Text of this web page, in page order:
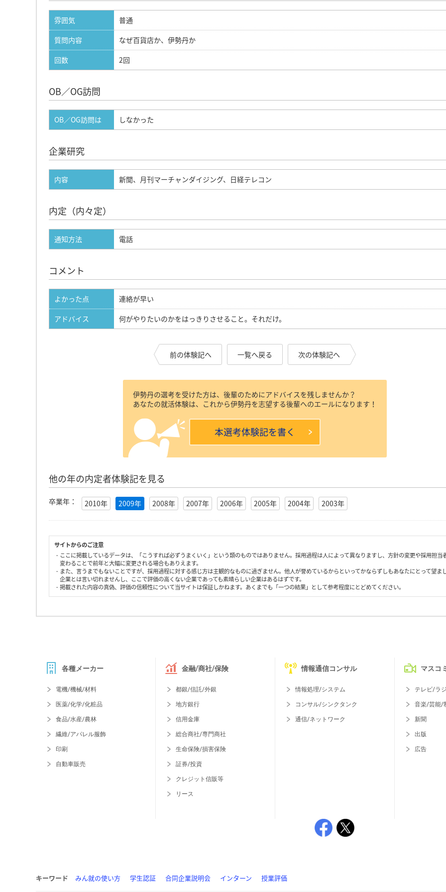
雰囲気
普通
質問内容
なぜ百貨店か、伊勢丹か
回数
2回
OB／OG訪問
OB／OG訪問は しなかった
企業研究
内容 新聞、月刊マーチャンダイジング、日経テレコン
内定（内々定）
通知方法 電話
コメント
よかった点
連絡が早い
アドバイス
何がやりたいのかをはっきりさせること。それだけ。
前の体験記へ 一覧へ戻る 次の体験記へ
伊勢丹の選考を受けた方は、後輩のためにアドバイスを残しませんか？
あなたの就活体験は、これから伊勢丹を志望する後輩へのエールになります！
本選考体験記を書く
他の年の内定者体験記を見る
卒業年： 2010年 2009年 2008年 2007年 2006年 2005年 2004年 2003年
サイトからのご注意
・ここに掲載しているデータは、「こうすれば必ずうまくいく」という類のものではありません。採用過程は人によって異なりますし、方針の変更や採用担当
変わることで前年と大幅に変更される場合もありえます。
・また、言うまでもないことですが、採用過程に対する感じ方は主観的なものに過ぎません。他人が誉めているからといってかならずしもあなたにとって望ま
企業とは言い切れませんし、ここで評価の高くない企業であっても素晴らしい企業はあるはずです。
・掲載された内容の真偽、評価の信頼性について当サイトは保証しかねます。あくまでも「一つの結果」として参考程度にとどめてください。
各種メーカー
電機/機械/材料
医薬/化学/化粧品
食品/水産/農林
繊維/アパレル服飾
印刷
自動車販売
金融/商社/保険
都銀/信託/外銀
地方銀行
信用金庫
総合商社/専門商社
生命保険/損害保険
証券/投資
クレジット信販等
リース
情報通信コンサル
情報処理/システム
コンサル/シンクタンク
通信/ネットワーク
マスコミ
テレビ/ラ
音楽/芸能/
新聞
出版
広告
キーワード みん就の使い方 学生認証 合同企業説明会 インターン 授業評価